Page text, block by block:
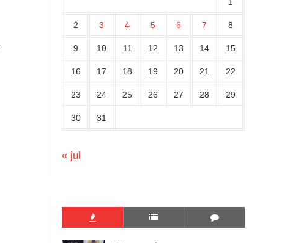
2 3 4 5 6 7 8
9 10 11 12 13 14 15
16 17 18 19 20 21 22
23 24 25 26 27 28 29
30 31
« jul